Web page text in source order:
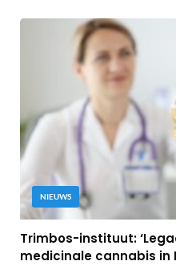
NIEUWS
Trimbos-instituut:
medicinale cannabis in